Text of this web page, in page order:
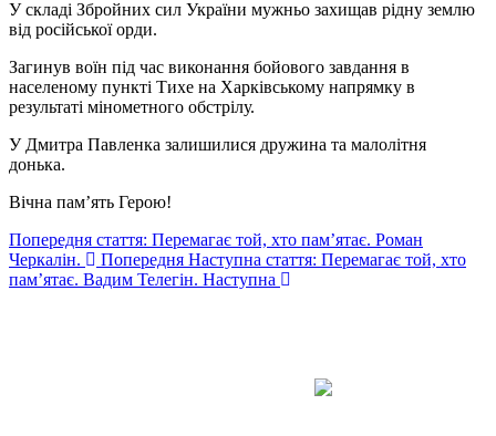
У складі Збройних сил України мужньо захищав рідну землю
від російської орди.
Загинув воїн під час виконання бойового завдання в
населеному пункті Тихе на Харківському напрямку в
результаті мінометного обстрілу.
У Дмитра Павленка залишилися дружина та малолітня
донька.
Вічна пам’ять Герою!
Попередня стаття: Перемагає той, хто пам’ятає. Роман
Черкалін.
Попередня Наступна стаття: Перемагає той, хто
пам’ятає. Вадим Телегін. Наступна